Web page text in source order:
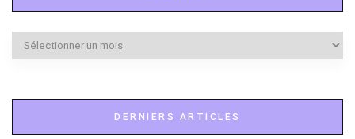
Archives
DERNIERS ARTICLES